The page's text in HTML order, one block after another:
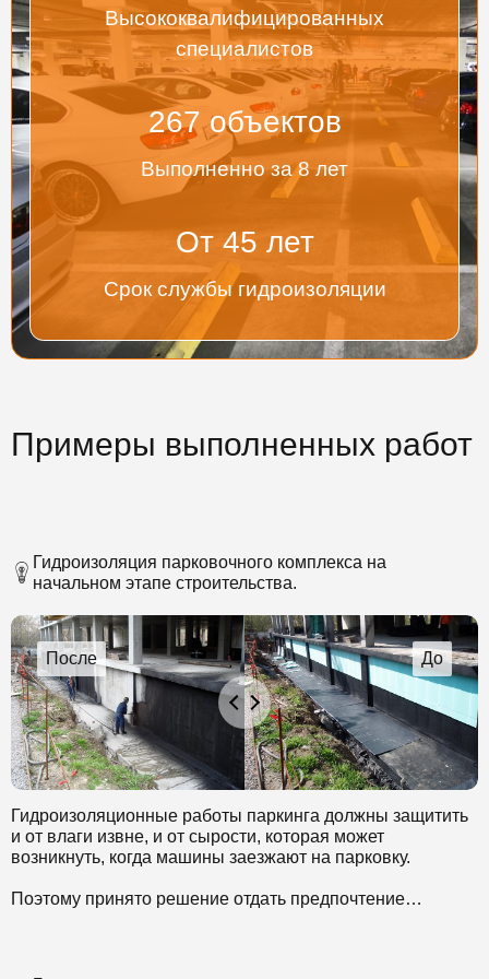
Высококвалифицированных
специалистов
267объектов
Выполненно за 8 лет
От45 лет
Срок службы гидроизоляции
Примеры выполненных работ
Гидроизоляция парковочного комплекса на
начальном этапе строительства.
Гидроизоляционные работы паркинга должны защитить
и от влаги извне, и от сырости, которая может
возникнуть, когда машины заезжают на парковку.
Поэтому принято решение отдать предпочтение